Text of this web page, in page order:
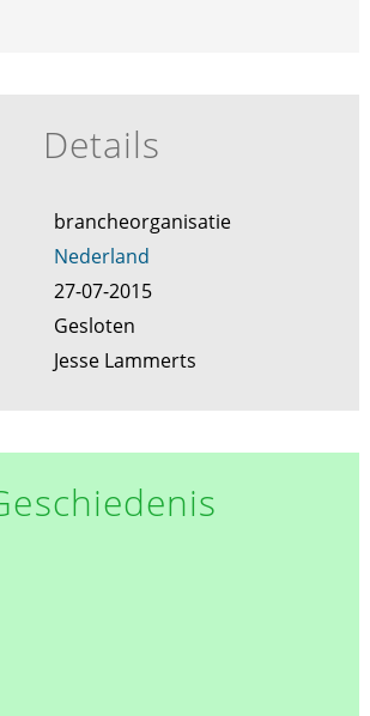
Details
brancheorganisatie
Nederland
27-07-2015
Gesloten
Jesse Lammerts